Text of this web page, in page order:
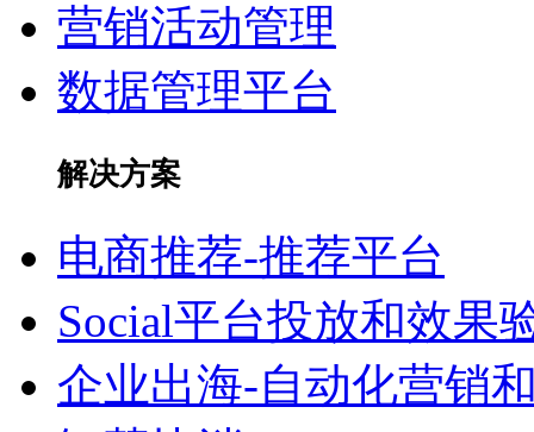
营销活动管理
数据管理平台
解决方案
电商推荐-推荐平台
Social平台投放和效果
企业出海-自动化营销